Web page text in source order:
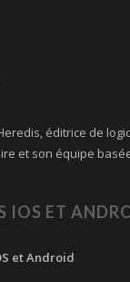
éditrice de
et son équipe
IOS ET
et Android